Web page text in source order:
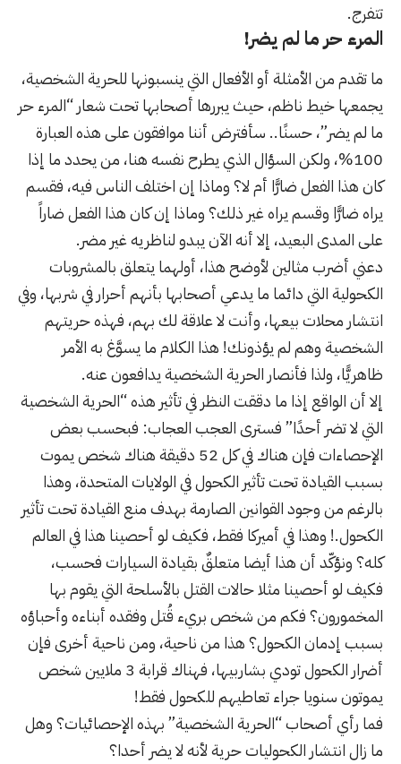
تتفرج.
المرء حر ما لم يضر!
ما تقدم من الأمثلة أو الأفعال التي ينسبونها للحرية الشخصية،
يجمعها خيط ناظم، حيث يبررها أصحابها تحت شعار “المرء حر
ما لم يضر”، حسنًا.. سأفترض أننا موافقون على هذه العبارة
100%، ولكن السؤال الذي يطرح نفسه هنا، من يحدد ما إذا
كان هذا الفعل ضارًّا أم لا؟ وماذا إن اختلف الناس فيه، فقسم
يراه ضارًّا وقسم يراه غير ذلك؟ وماذا إن كان هذا الفعل ضاراً
على المدى البعيد، إلا أنه الآن يبدو لناظريه غير مضر.
دعني أضرب مثالين لأوضح هذا، أولهما يتعلق بالمشروبات
الكحولية التي دائما ما يدعي أصحابها بأنهم أحرار في شربها، وفي
انتشار محلات بيعها، وأنت لا علاقة لك بهم، فهذه حريتهم
الشخصية وهم لم يؤذونك! هذا الكلام ما يسوَّغ به الأمر
ظاهريًّا، ولذا فأنصار الحرية الشخصية يدافعون عنه.
إلا أن الواقع إذا ما دققت النظر في تأثير هذه “الحرية الشخصية
التي لا تضر أحدًا” فسترى العجب العجاب: فبحسب بعض
الإحصاءات فإن هناك في
كل 52 دقيقة هناك شخص يموت
بسبب القيادة تحت تأثير الكحول في الولايات المتحدة، وهذا
بالرغم من وجود القوانين الصارمة بهدف منع القيادة تحت تأثير
الكحول.! وهذا في أميركا فقط، فكيف لو أحصينا هذا في العالم
كله؟ ونؤكّد أن هذا أيضا متعلقٌ بقيادة السيارات فحسب،
فكيف لو أحصينا مثلا حالات القتل بالأسلحة التي يقوم بها
المخمورون؟ فكم من شخص بريء قُتل وفقده أبناءه وأحباؤه
بسبب إدمان الكحول؟ هذا من ناحية، ومن ناحية أخرى فإن
أضرار الكحول تودي بشاربيها، فهناك قرابة
3 ملايين شخص
يموتون سنويا جراء تعاطيهم للكحولفقط!
فما رأي أصحاب “الحرية الشخصية” بهذه الإحصائيات؟ وهل
ما زال انتشار الكحوليات حرية لأنه لا يضر أحدا؟